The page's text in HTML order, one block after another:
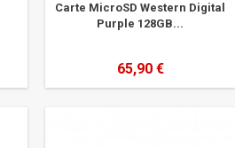
Carte MicroSD Western Digital
Purple 128GB...
65,90 €